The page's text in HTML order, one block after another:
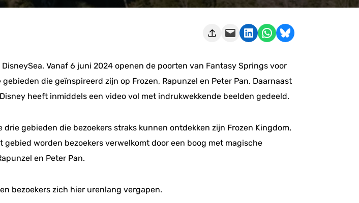
Deze pagina e-mailen Delen op LinkedIn Delen via WhatsApp Share on Bluesky
Vanaf 6 juni 2024 openen de poorten van Fantasy Springs voor
die geïnspireerd zijn op Frozen, Rapunzel en Peter Pan. Daarnaast
heeft inmiddels een video vol met indrukwekkende beelden gedeeld.
gebieden die bezoekers straks kunnen ontdekken zijn Frozen Kingdom,
gebied worden bezoekers verwelkomt door een boog met magische
en Peter Pan.
bezoekers zich hier urenlang vergapen.